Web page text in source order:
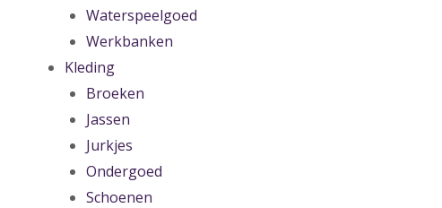
Waterspeelgoed
Werkbanken
Kleding
Broeken
Jassen
Jurkjes
Ondergoed
Schoenen